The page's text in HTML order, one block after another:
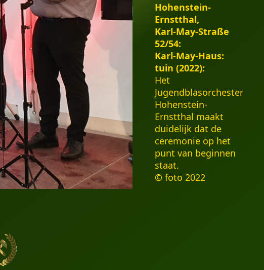
Hohenstein-
Ernstthal,
Karl-May-Straße
52/54:
Karl-May-Haus:
tuin (2022):
Het
Jugendblasorchester
Hohenstein-
Ernstthal maakt
duidelijk dat de
ceremonie op het
punt van beginnen
staat.
© foto 2022